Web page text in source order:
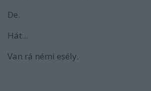
De.
Hát...
Van rá némi esély.